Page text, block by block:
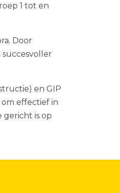
1 tot en
Door
en GIP
effectief in
gericht is op